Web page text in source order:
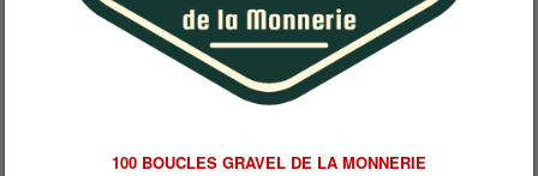
100 BOUCLES GRAVEL DE LA MONNERIE